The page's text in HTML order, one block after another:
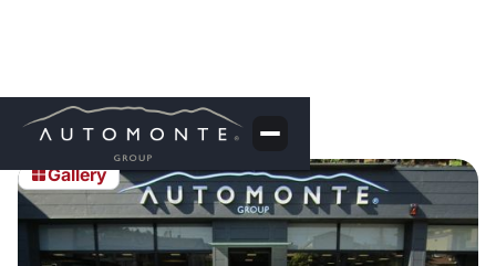
Gallery